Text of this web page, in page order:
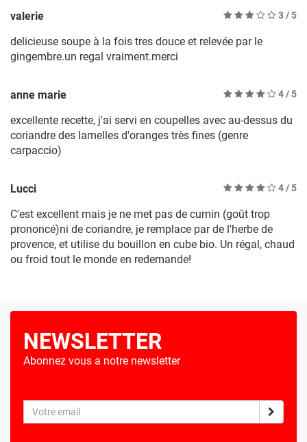
valerie 3/ 5
delicieuse soupe à la fois tres douce et relevée par le
gingembre.un regal vraiment.merci
anne marie 4/ 5
excellente recette, j'ai servi en coupelles avec au-dessus du
coriandre des lamelles d'oranges très fines (genre
carpaccio)
Lucci 4/ 5
C'est excellent mais je ne met pas de cumin (goût trop
prononcé)ni de coriandre, je remplace par de l'herbe de
provence, et utilise du bouillon en cube bio. Un régal, chaud
ou froid tout le monde en redemande!
NEWSLETTER
Abonnez vous a notre newsletter